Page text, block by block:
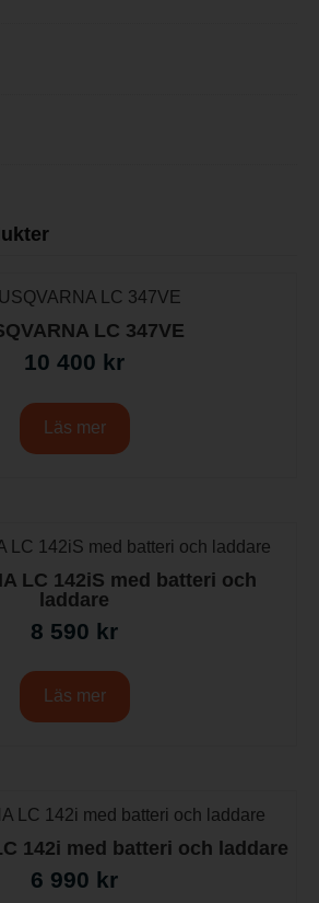
LC 347VE
10 400 kr
Läs mer
LC 142iS med batteri och
laddare
8 590 kr
Läs mer
142i med batteri och laddare
6 990 kr